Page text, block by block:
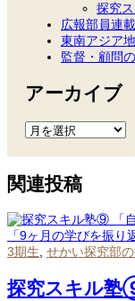
探究
広報部員連載
東南アジア
監督・顧問
アーカイブ
ア
カ
イ
ブ
関連投稿
3期生, せかい探究部
探究スキル塾